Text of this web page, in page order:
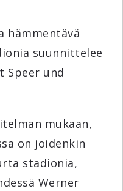
hämmentävä
suunnittelee
und
mukaan,
on joidenkin
stadionia,
Werner